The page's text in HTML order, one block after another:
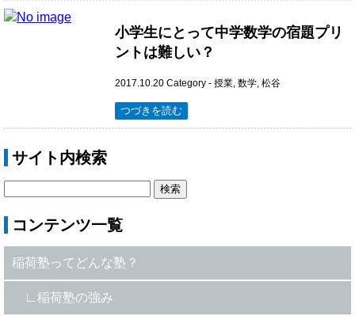
小学生にとって中学数学の宿題プリ
ントは難しい？
2017.10.20 Category - 授業, 数学, 松谷
つづきを読む
サイト内検索
コンテンツ一覧
稲荷塾ってどんな塾？
稲荷塾の強み